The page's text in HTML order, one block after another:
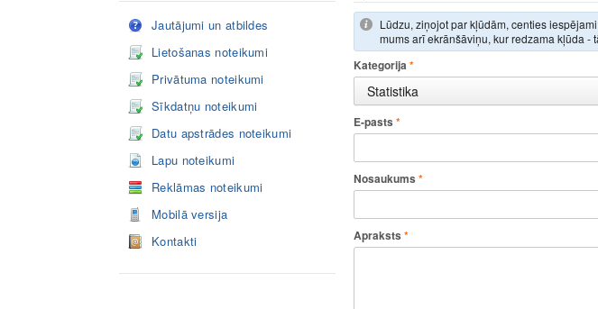
Jautājumi un atbildes
Lietošanas noteikumi
Privātuma noteikumi
Sīkdatņu noteikumi
Datu apstrādes noteikumi
Lapu noteikumi
Reklāmas noteikumi
Mobilā versija
Kontakti
Lūdzu, ziņojot par kļūdām, centies
mums arī ekrānšāviņu, kur redzama kļūda
Kategorija *
E-pasts *
Nosaukums *
Apraksts *